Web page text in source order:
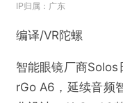
IP归属：广东
编译/VR陀螺
智能眼镜厂商Solos
rGo A6，延续音频